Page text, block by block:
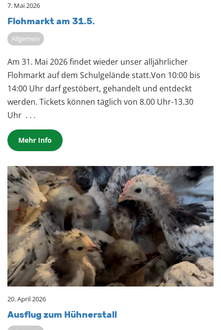
7. Mai 2026
Floh­markt am 31.5.
Allgemein
Am 31. Mai 2026 findet wieder unser alljährlicher
Flohmarkt auf dem Schulgelände statt.Von 10:00 bis
14:00 Uhr darf gestöbert, gehandelt und entdeckt
werden. Tickets können täglich von 8.00 Uhr-13.30
Uhr . . .
Mehr Info
20. April 2026
Aus­flug zum Hüh­ner­stall